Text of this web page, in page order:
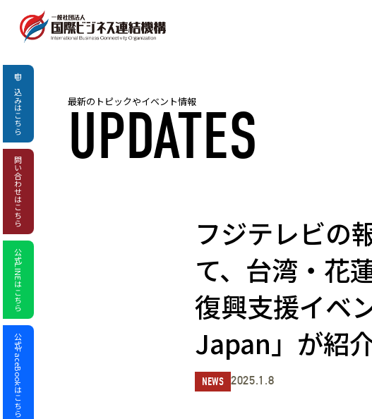
申し込み
はこちら
問い合わせ
はこちら
公式LINEはこちら
公式FaceBookはこちら
最新のトピックやイベント情報
UPDATES
フジテレビの
て、台湾・花
復興支援イベ
Japan」が紹
NEWS 2025.1.8